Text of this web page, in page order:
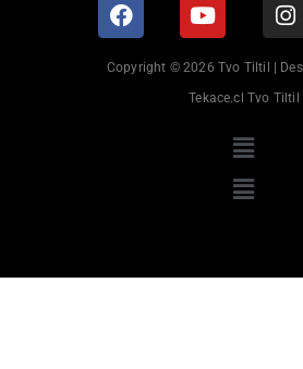
Copyright © 2026 Tvo Tiltil |
Tekace.cl Tvo Tiltil